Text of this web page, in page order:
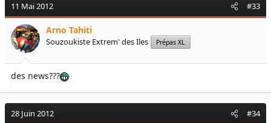
11 Mai 2012 #33
Arno Tahiti
Souzoukiste Extrem' des Iles Prépas XL
des news???
28 Juin 2012 #34